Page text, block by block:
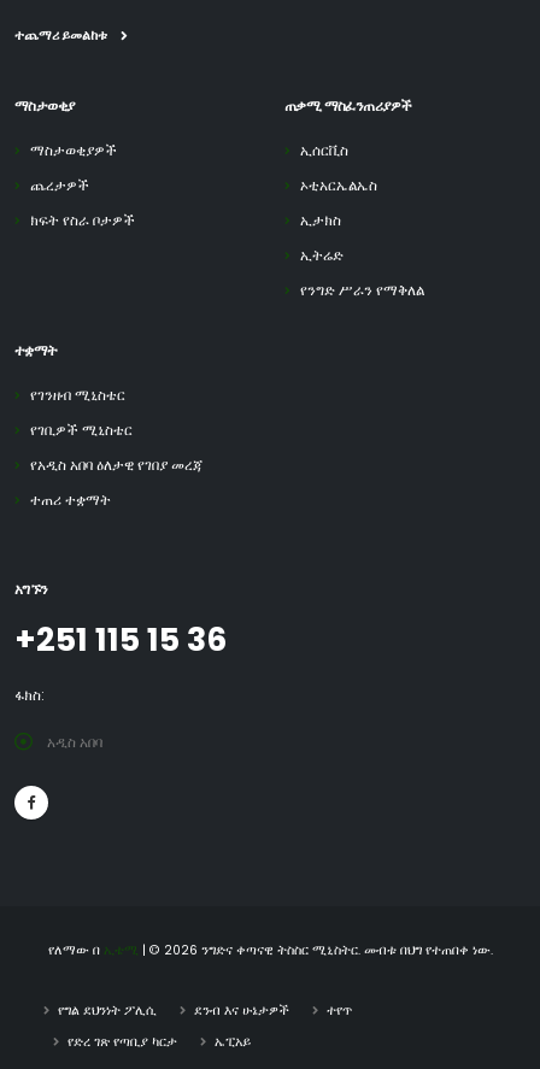
ተጨማሪ ይመልከቱ
ማስታወቂያ
ማስታወቂያዎች
ጨረታዎች
ክፍት የስራ ቦታዎች
ጠቃሚ ማስፈንጠሪያዎች
ኢሰርቪስ
ኦቲአርኤልኤስ
ኢታክስ
ኢትሬድ
የንግድ ሥራን የማቅለል
ተቋማት
የገንዘብ ሚኒስቴር
የገቢዎች ሚኒስቴር
የአዲስ አበባ ዕለታዊ የገበያ መረጃ
ተጠሪ ተቋማት
አግኙን
+251 115 15 36
ፋክስ:
አዲስ አበባ
የለማው በ ኢቴሚ | © 2026 ንግድና ቀጣናዊ ትስስር ሚኒስትር. መብቱ በህግ የተጠበቀ ነው.
የግል ደህንነት ፖሊሲ ደንብ እና ሁኔታዎች
ተየጥ
የድረ ገጽ የጣቢያ ካርታ
ኤፒአይ